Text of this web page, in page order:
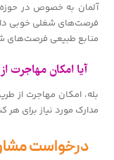
آلمان به خصوص در
فرصت‌های شغلی خوبی
منابع طبیعی فرصت‌های
آیا امکان مهاجرت
بله، امکان مهاجرت از
مدارک مورد نیاز برای
درخواست